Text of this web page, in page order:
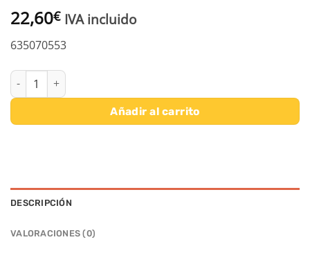
22,60€ IVA incluido
635070553
TNT ROLLO SIMIL-TELA BONDY 0,8 X 25 M - AZUL OSCURO
Añadir al carrito
DESCRIPCIÓN
VALORACIONES (0)